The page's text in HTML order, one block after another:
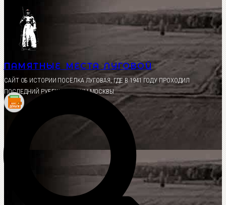
Перейти
содержимому
ПАМЯТНЫЕ МЕСТА ЛУГОВОЙ
CАЙТ ОБ ИСТОРИИ ПОСЁЛКА ЛУГОВАЯ, ГДЕ В 1941 ГОДУ ПРОХОДИЛ
ПОСЛЕДНИЙ РУБЕЖ ОБОРОНЫ МОСКВЫ